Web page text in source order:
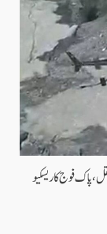
پاک فوج کا ریسکیو